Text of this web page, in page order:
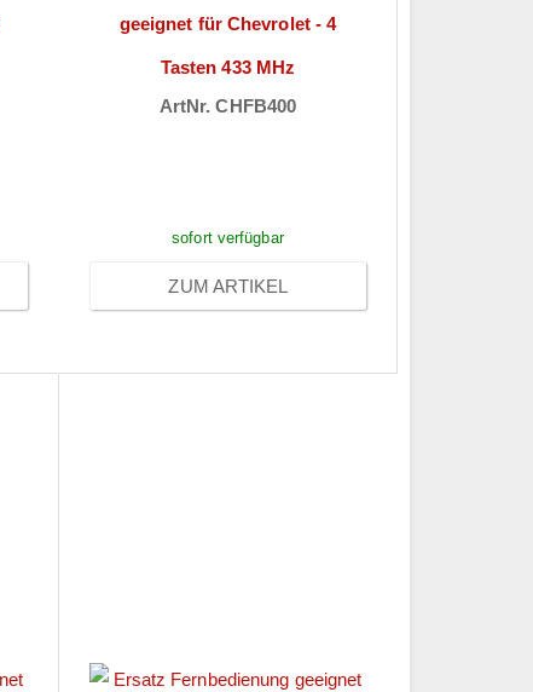
geeignet für Chevrolet - 4
Tasten 433 MHz
ArtNr. CHFB400
sofort verfügbar
ZUM ARTIKEL